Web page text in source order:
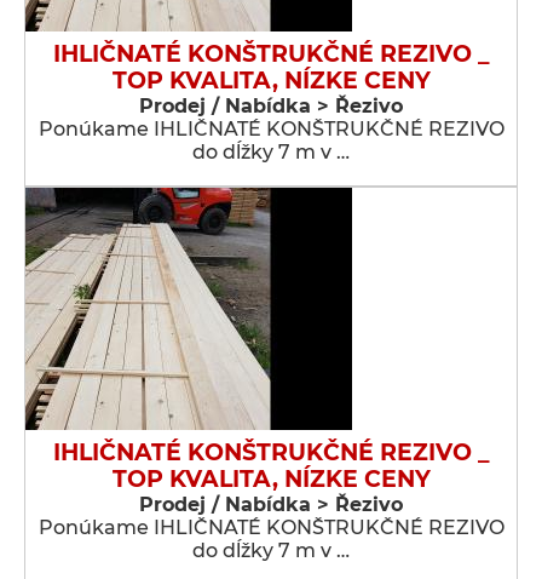
IHLIČNATÉ KONŠTRUKČNÉ REZIVO _
TOP KVALITA, NÍZKE CENY
Prodej / Nabídka > Řezivo
Ponúkame IHLIČNATÉ KONŠTRUKČNÉ REZIVO
do dĺžky 7 m v …
IHLIČNATÉ KONŠTRUKČNÉ REZIVO _
TOP KVALITA, NÍZKE CENY
Prodej / Nabídka > Řezivo
Ponúkame IHLIČNATÉ KONŠTRUKČNÉ REZIVO
do dĺžky 7 m v …